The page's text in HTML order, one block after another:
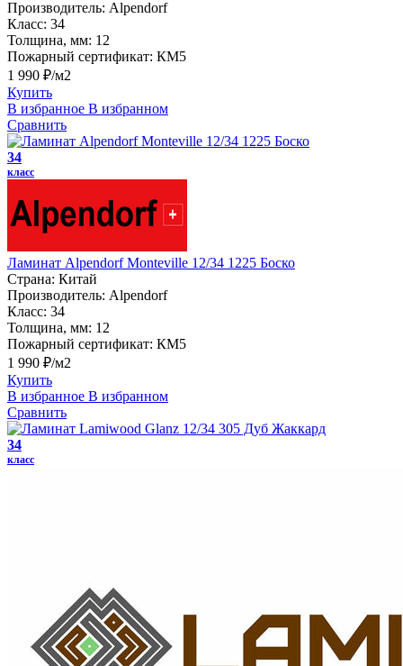
Производитель: Alpendorf
Класс: 34
Толщина, мм: 12
Пожарный сертификат: КМ5
1 990 ₽/м2
Купить
В избранное В избранном
Сравнить
34
класс
Ламинат Alpendorf Monteville 12/34 1225 Боско
Страна: Китай
Производитель: Alpendorf
Класс: 34
Толщина, мм: 12
Пожарный сертификат: КМ5
1 990 ₽/м2
Купить
В избранное В избранном
Сравнить
34
класс